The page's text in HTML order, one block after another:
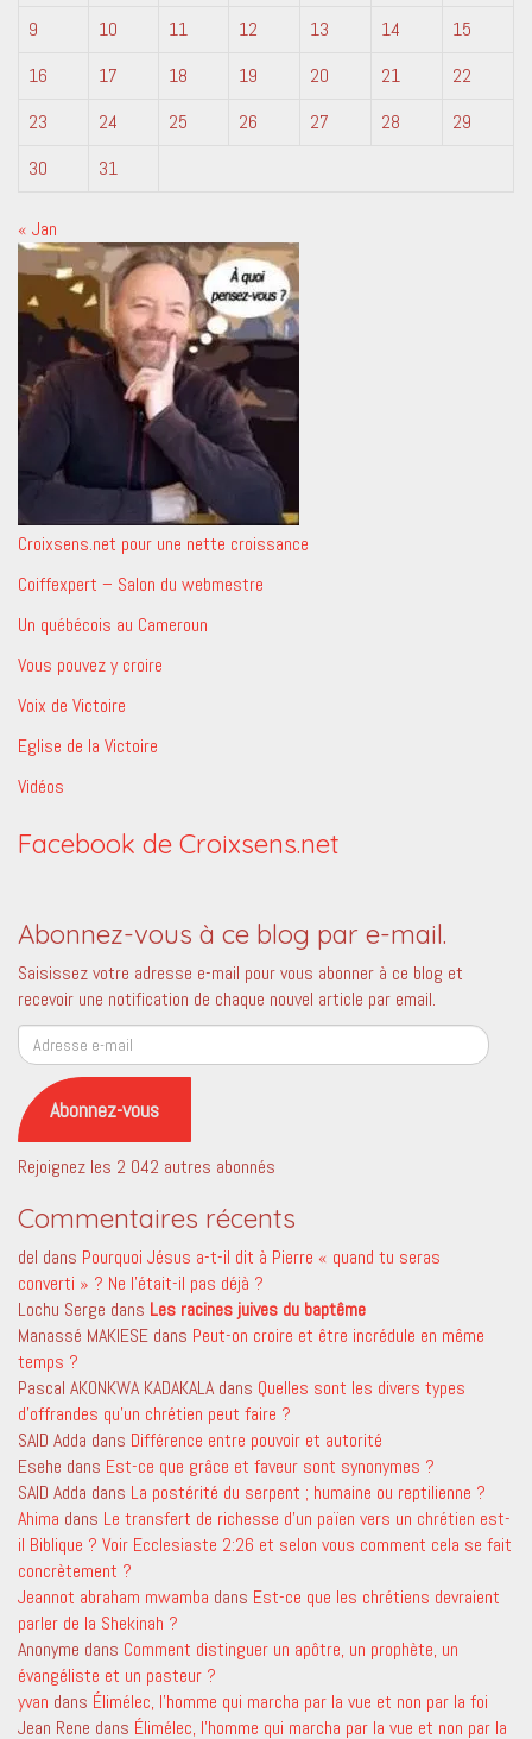
9
10 11 12 13 14
15
16
17 18 19 20 21
22
23
24 25 26 27 28
29
30
31
« Jan
Croixsens.net pour une nette croissance
Coiffexpert – Salon du webmestre
Un québécois au Cameroun
Vous pouvez y croire
Voix de Victoire
Eglise de la Victoire
Vidéos
Facebook de Croixsens.net
Abonnez-vous à ce blog par e-mail.
Saisissez votre adresse e-mail pour vous abonner à ce blog et
recevoir une notification de chaque nouvel article par email.
Adresse
e-
mail
Abonnez-vous
Rejoignez les 2 042 autres abonnés
Commentaires récents
del dans Pourquoi Jésus a-t-il dit à Pierre « quand tu seras
converti » ? Ne l’était-il pas déjà ?
Lochu Serge dans Les racines juives du baptême
Manassé MAKIESE dans Peut-on croire et être incrédule en même
temps ?
Pascal AKONKWA KADAKALA dans Quelles sont les divers types
d’offrandes qu’un chrétien peut faire ?
SAID Adda dans Différence entre pouvoir et autorité
Esehe dans Est-ce que grâce et faveur sont synonymes ?
SAID Adda dans La postérité du serpent ; humaine ou reptilienne ?
Ahima dans Le transfert de richesse d’un païen vers un chrétien est-
il Biblique ? Voir Ecclesiaste 2:26 et selon vous comment cela se fait
concrètement ?
Jeannot abraham mwamba dans Est-ce que les chrétiens devraient
parler de la Shekinah ?
Anonyme dans Comment distinguer un apôtre, un prophète, un
évangéliste et un pasteur ?
yvan dans Élimélec, l’homme qui marcha par la vue et non par la foi
Jean Rene dans Élimélec, l’homme qui marcha par la vue et non par la